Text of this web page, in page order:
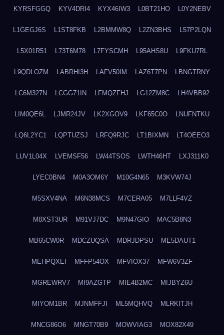
KYRSFGGQ KYV4DRI4 KYX46IW3 L0BT21HO L0Y2NEBV
L1GEGJ6S L1ST8FKB L2BMMW8Q L2ZN3BHS L57P2LQN
L5X01R51 L73T6M78 L7FYSCMH L95AHS8U L9FKU7RL
L9QDLOZM LABRHI3H LAFV50IM LAZ6T7PN LBNGTRNY
LC6M327N LCGG71IN LFMQZFHJ LG12ZM8C LH4VBB92
LIM0QE6L LJMR24JV LK2XGOV9 LKF65C0O LNUFNTKU
LQ6L2YC1 LQPTUZSJ LRFQ9RJC LT1BIXMN LT4OEEO3
LUV1L04X LVEMSF56 LW44TSOS LWTH46HT LXJ311K0
LYEC0BN4 M0A3OM6Y M10G4N65 M3KVW74J
M5SXV4NA M6N38MCS M7CERA05 M7LLF4VZ
M8XST3UR M91VJ7DC M9N47GIO MAC5B8N3
MB65CW0R MDCZUQSA MDRJDPSU ME5DAUT1
MEHPQXEI MFFP54OX MFVIOX37 MFW6V3ZF
MGREWRV7 MI9AZGTP MIE4B2MC MIJBYZ6U
MIYOM1BR MJNMFFJI ML5MQHVQ MLRKITJH
MNCG86O6 MNGT70B9 MOWVIAG3 MOX82X49